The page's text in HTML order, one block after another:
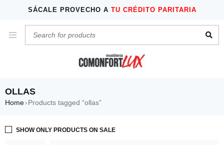
SÁCALE PROVECHO A TU CRÉDITO PARITARIA
OLLAS
Home› Products tagged “ollas”
SHOW ONLY PRODUCTS ON SALE